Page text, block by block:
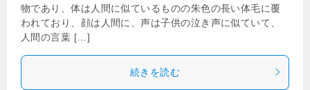
物であり、体は人間に似ているものの朱色の長い体毛に覆
われており、顔は人間に、声は子供の泣き声に似ていて、
人間の言葉 […]
続きを読む